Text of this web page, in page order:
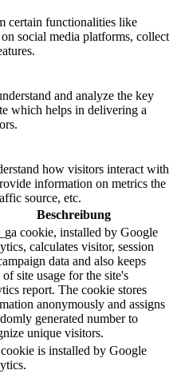
certain functionalities like
social media platforms, collect
and analyze the key
which helps in delivering a
how visitors interact with
information on metrics the
source, etc.
Beschreibung
cookie, installed by Google
calculates visitor, session
data and also keeps
site usage for the site's
report. The cookie stores
anonymously and assigns
generated number to
unique visitors.
is installed by Google